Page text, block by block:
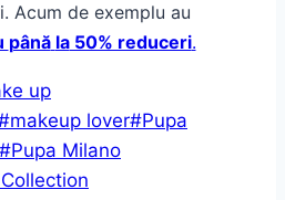
Acum de exemplu au
până la50% reduceri.
up
makeup lover#Pupa
#Pupa Milano